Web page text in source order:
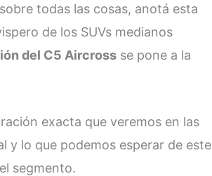
todas las cosas, anotá esta
de los SUVs medianos
del C5 Aircross se pone a la
exacta que veremos en las
y lo que podemos esperar de este
segmento.